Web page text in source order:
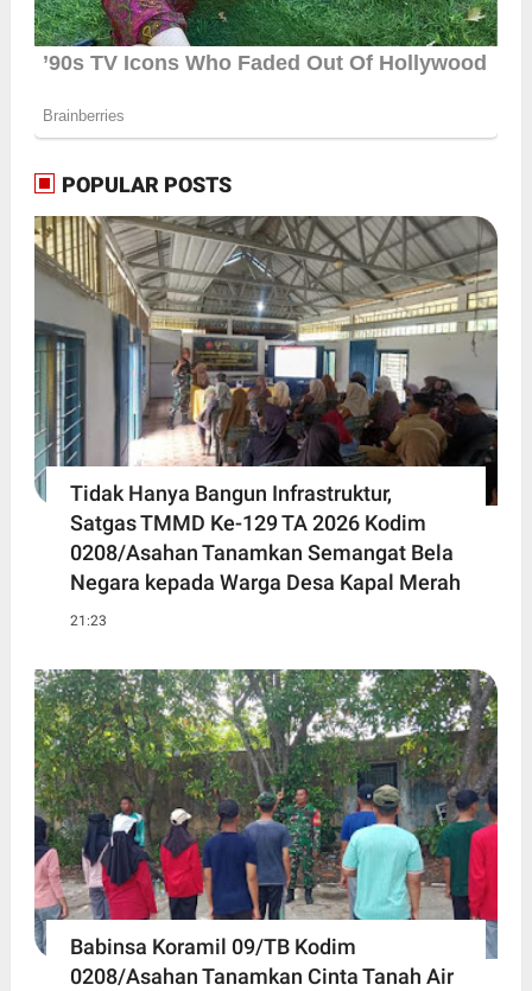
POPULAR POSTS
Tidak Hanya Bangun Infrastruktur,
Satgas TMMD Ke-129 TA 2026 Kodim
0208/Asahan Tanamkan Semangat Bela
Negara kepada Warga Desa Kapal Merah
21:23
Babinsa Koramil 09/TB Kodim
0208/Asahan Tanamkan Cinta Tanah Air